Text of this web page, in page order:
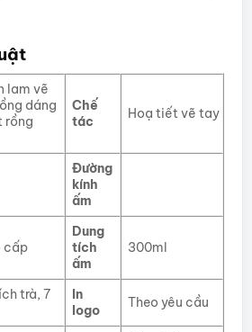
lam vẽ
dáng
rồng
Chế
tác
Hoạ tiết vẽ tay
Đường
kính
ấm
cấp
Dung
tích
ấm
300ml
trà, 7
In
logo
Theo yêu cầu